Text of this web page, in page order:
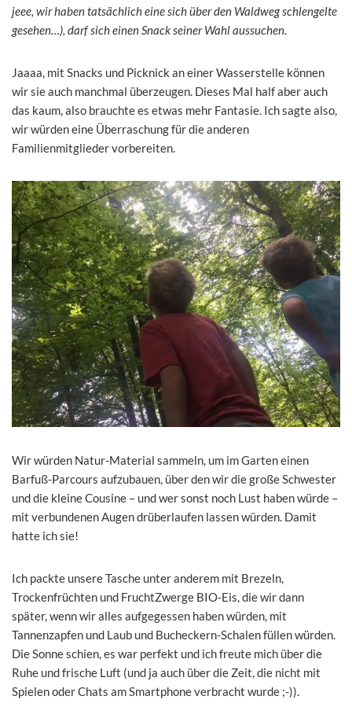
jeee, wir haben tatsächlich eine sich über den Waldweg schlengelte
gesehen…), darf sich einen Snack seiner Wahl aussuchen.
Jaaaa, mit Snacks und Picknick an einer Wasserstelle können
wir sie auch manchmal überzeugen. Dieses Mal half aber auch
das kaum, also brauchte es etwas mehr Fantasie. Ich sagte also,
wir würden eine Überraschung für die anderen
Familienmitglieder vorbereiten.
Wir würden Natur-Material sammeln, um im Garten einen
Barfuß-Parcours aufzubauen, über den wir die große Schwester
und die kleine Cousine – und wer sonst noch Lust haben würde –
mit verbundenen Augen drüberlaufen lassen würden. Damit
hatte ich sie!
Ich packte unsere Tasche unter anderem mit Brezeln,
Trockenfrüchten und FruchtZwerge BIO-Eis, die wir dann
später, wenn wir alles aufgegessen haben würden, mit
Tannenzapfen und Laub und Bucheckern-Schalen füllen würden.
Die Sonne schien, es war perfekt und ich freute mich über die
Ruhe und frische Luft (und ja auch über die Zeit, die nicht mit
Spielen oder Chats am Smartphone verbracht wurde ;-)).